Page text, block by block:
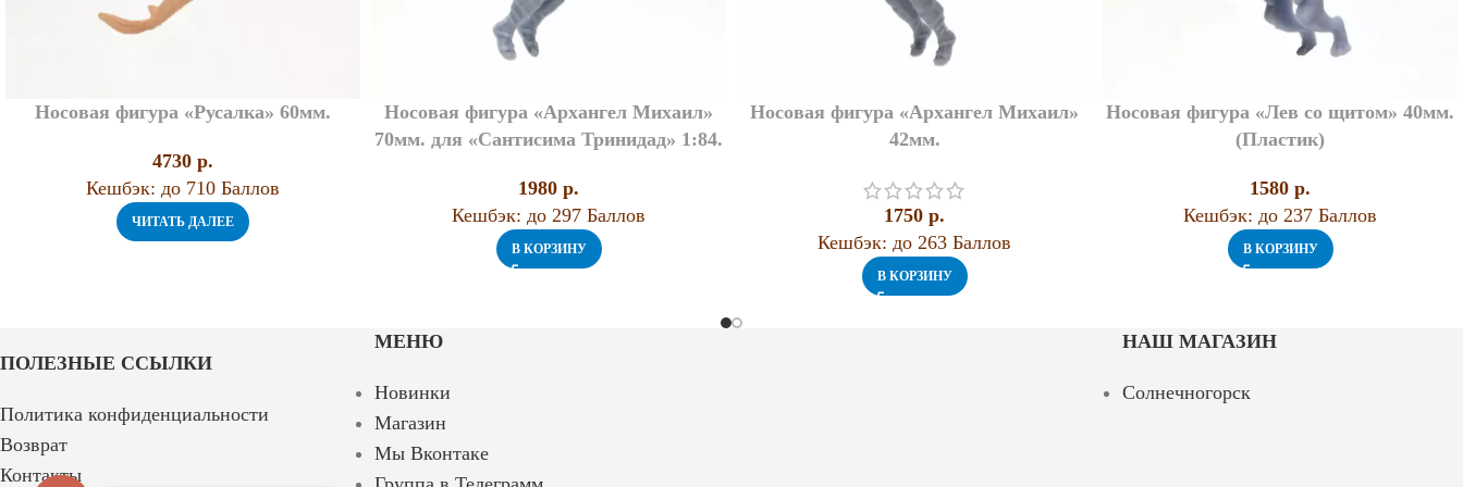
Носовая фигура «Русалка» 60мм.
4730 p.
Кешбэк: до 710 Баллов
ЧИТАТЬ ДАЛЕЕ
Носовая фигура «Архангел Михаил»
70мм. для «Сантисима Тринидад» 1:84.
1980 p.
Кешбэк: до 297 Баллов
В КОРЗИНУ
Носовая фигура «Архангел Михаил»
42мм.
1750 p.
Кешбэк: до 263 Баллов
В КОРЗИНУ
Носовая фигура «Лев со щитом» 40мм.
(Пластик)
1580 p.
Кешбэк: до 237 Баллов
В КОРЗИНУ
ПОЛЕЗНЫЕ ССЫЛКИ
Политика конфиденциальности
Возврат
Контакты
МЕНЮ
Новинки
Магазин
Мы Вконтаке
НАШ МАГАЗИН
Солнечногорск